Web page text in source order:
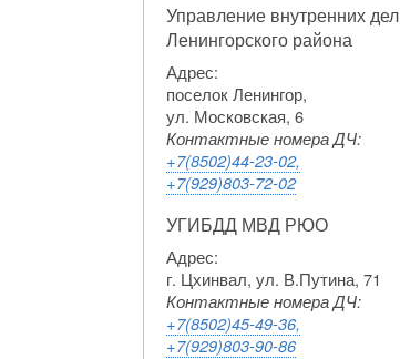
Управление внутренних дел
Ленингорского района
Адрес:
поселок Ленингор,
ул. Московская, 6
Контактные номера ДЧ:
+7(8502)44-23-02,
+7(929)803-72-02
УГИБДД МВД РЮО
Адрес:
г. Цхинвал, ул. В.Путина, 71
Контактные номера ДЧ:
+7(8502)45-49-36,
+7(929)803-90-86